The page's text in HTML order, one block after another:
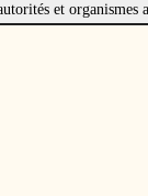
et organismes